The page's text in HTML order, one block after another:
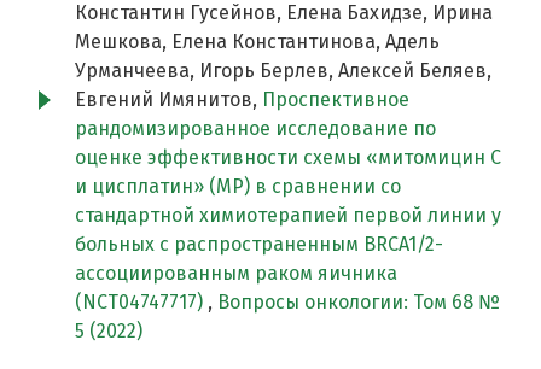
Константин Гусейнов, Елена Бахидзе, Ирина
Мешкова, Елена Константинова, Адель
Урманчеева, Игорь Берлев, Алексей Беляев,
Евгений Имянитов, Проспективное
рандомизированное исследование по
оценке эффективности схемы «митомицин С
и цисплатин» (MP) в сравнении со
стандартной химиотерапией первой линии у
больных c распространенным BRCA1/2-
ассоциированным раком яичника
(NCT04747717) , Вопросы онкологии: Том 68 №
5 (2022)